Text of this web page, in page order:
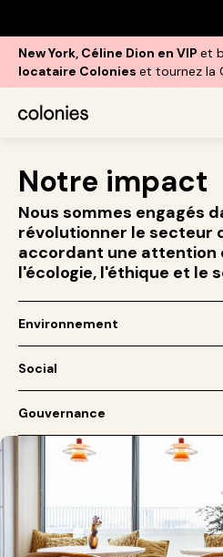
New York, Céline Dion en VIP et
locataire Colonies et tournez la
Notre impact
Nous sommes engagés
révolutionner le secteur
accordant une attention
l'écologie, l'éthique et le
Environnement
Social
Gouvernance